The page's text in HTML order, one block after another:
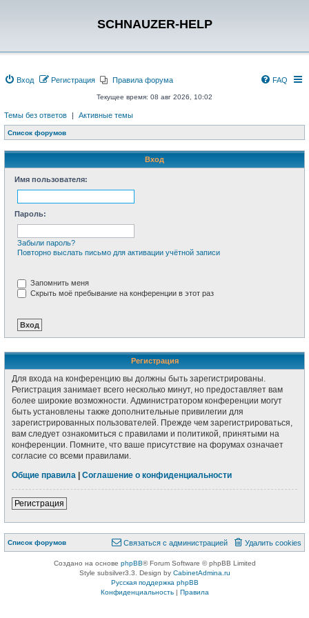
SCHNAUZER-HELP
Вход Регистрация Правила форума FAQ
Текущее время: 08 авг 2026, 10:02
Темы без ответов | Активные темы
Список форумов
Вход
Имя пользователя:
Пароль:
Забыли пароль?
Повторно выслать письмо для активации учётной записи
Запомнить меня
Скрыть моё пребывание на конференции в этот раз
Регистрация
Для входа на конференцию вы должны быть зарегистрированы.
Регистрация занимает всего несколько минут, но предоставляет вам
более широкие возможности. Администратором конференции могут
быть установлены также дополнительные привилегии для
зарегистрированных пользователей. Прежде чем зарегистрироваться,
вам следует ознакомиться с правилами и политикой, принятыми на
конференции. Помните, что ваше присутствие на форумах означает
согласие со всеми правилами.
Общие правила
Соглашение о конфиденциальности
Регистрация
Список форумов Удалить cookies
Связаться с администрацией
Создано на основе phpBB® Forum Software © phpBB Limited
Style subsilver3.3. Design by CabinetAdmina.ru
Русская поддержка phpBB
Конфиденциальность| Правила